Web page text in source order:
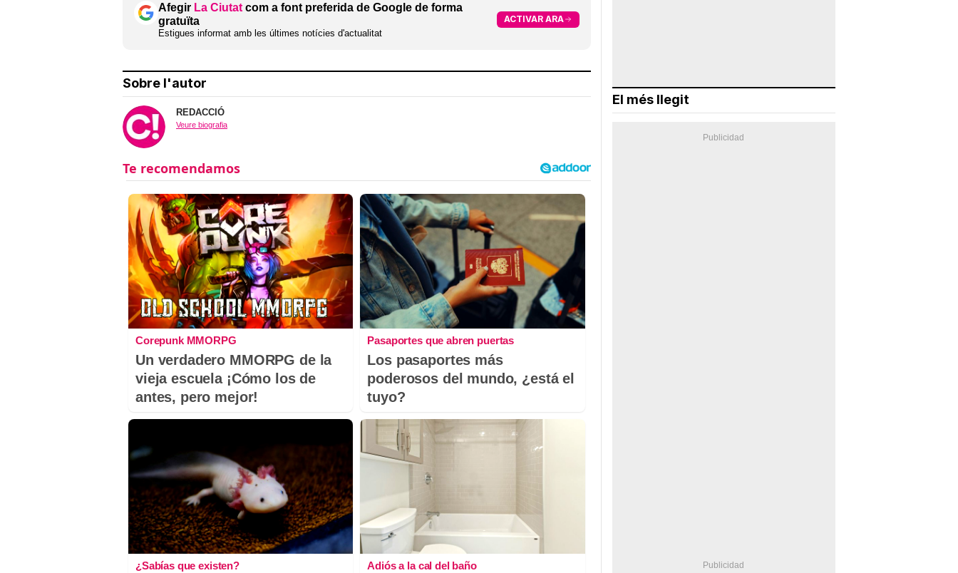
Afegir La Ciutat com a font preferida de Google de forma
gratuïta
Estigues informat amb les últimes notícies d'actualitat
ACTIVAR ARA
Sobre l'autor
REDACCIÓ
Veure biografia
Corepunk MMORPG
Un verdadero MMORPG de la
vieja escuela ¡Cómo los de
antes, pero mejor!
Pasaportes que abren puertas
Los pasaportes más
poderosos del mundo, ¿está el
tuyo?
¿Sabías que existen? Adiós a la cal del baño
El més llegit